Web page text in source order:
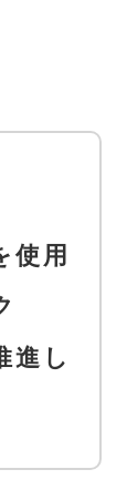
使用
進し